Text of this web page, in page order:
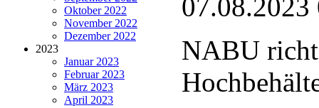
Oktober 2022
November 2022
Dezember 2022
2023
Januar 2023
Februar 2023
März 2023
April 2023
07.08.2023
NABU